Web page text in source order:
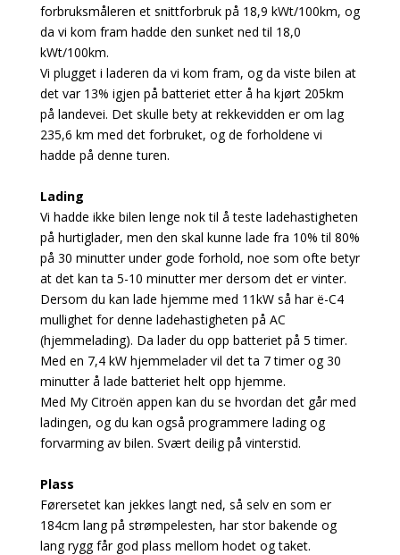
forbruksmåleren et snittforbruk på 18,9 kWt/100km, og
da vi kom fram hadde den sunket ned til 18,0
kWt/100km.
Vi plugget i laderen da vi kom fram, og da viste bilen at
det var 13% igjen på batteriet etter å ha kjørt 205km
på landevei. Det skulle bety at rekkevidden er om lag
235,6 km med det forbruket, og de forholdene vi
hadde på denne turen.
Lading
Vi hadde ikke bilen lenge nok til å teste ladehastigheten
på hurtiglader, men den skal kunne lade fra 10% til 80%
på 30 minutter under gode forhold, noe som ofte betyr
at det kan ta 5-10 minutter mer dersom det er vinter.
Dersom du kan lade hjemme med 11kW så har ë-C4
mullighet for denne ladehastigheten på AC
(hjemmelading). Da lader du opp batteriet på 5 timer.
Med en 7,4 kW hjemmelader vil det ta 7 timer og 30
minutter å lade batteriet helt opp hjemme.
Med My Citroën appen kan du se hvordan det går med
ladingen, og du kan også programmere lading og
forvarming av bilen. Svært deilig på vinterstid.
Plass
Førersetet kan jekkes langt ned, så selv en som er
184cm lang på strømpelesten, har stor bakende og
lang rygg får god plass mellom hodet og taket.